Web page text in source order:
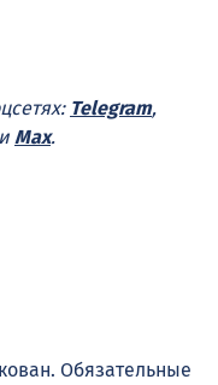
Telegram,
Max.
Обязательные